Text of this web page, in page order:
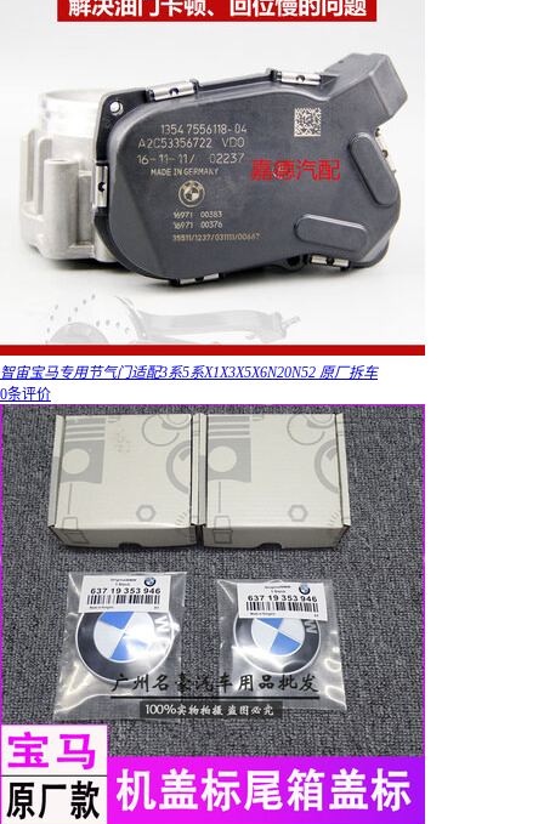
智宙宝马专用节气门适配3系5系X1X3X5X6N20N52 原厂拆车
0条评价